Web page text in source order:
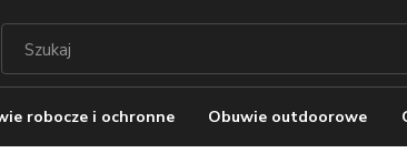
robocze i ochronne Obuwie outdoorowe